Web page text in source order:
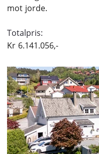
mot jorde.
Totalpris:
Kr 6.141.056,-